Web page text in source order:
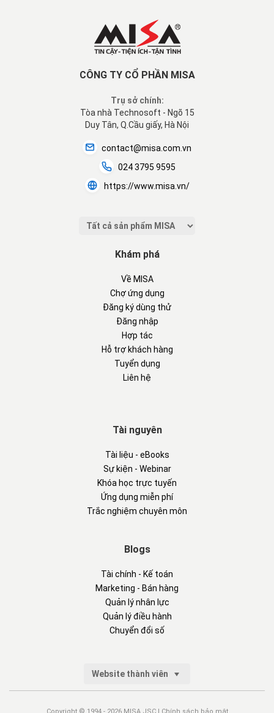
CÔNG TY CỔ PHẦN MISA
Trụ sở chính:
Tòa nhà Technosoft - Ngõ 15
Duy Tân, Q.Cầu giấy, Hà Nội
contact@misa.com.vn
024 3795 9595
https://www.misa.vn/
Khám phá
Về MISA
Chợ ứng dụng
Đăng ký dùng thử
Đăng nhập
Hợp tác
Hỗ trợ khách hàng
Tuyển dụng
Liên hệ
Tài nguyên
Tài liệu - eBooks
Sự kiện - Webinar
Khóa học trực tuyến
Ứng dụng miễn phí
Trắc nghiệm chuyên môn
Blogs
Tài chính - Kế toán
Marketing - Bán hàng
Quản lý nhân lực
Quản lý điều hành
Chuyển đổi số
Website thành viên